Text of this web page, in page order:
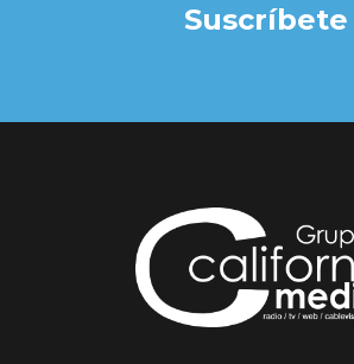
Suscríbete